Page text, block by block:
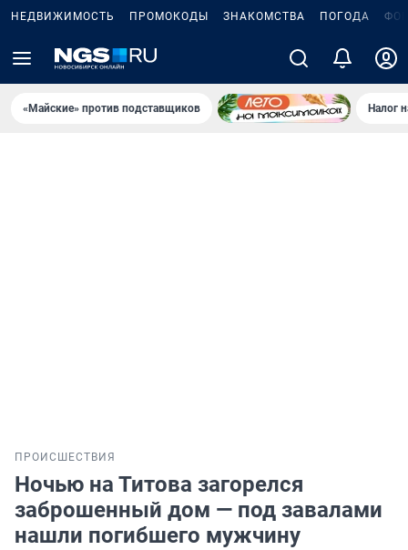
НЕДВИЖИМОСТЬ ПРОМОКОДЫ ЗНАКОМСТВА ПОГОДА
«Майские» против подставщиков Налог
ПРОИСШЕСТВИЯ
Ночью на Титова загорелся
заброшенный дом — под завалами
нашли погибшего мужчину